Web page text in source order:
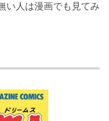
い人は漫画でも見てみ